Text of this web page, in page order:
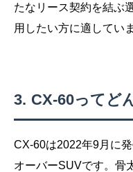
たなリース契約を結ぶ
用したい方に適してい
CX-60ってど
CX-60は2022年9月に
オーバーSUVです。骨